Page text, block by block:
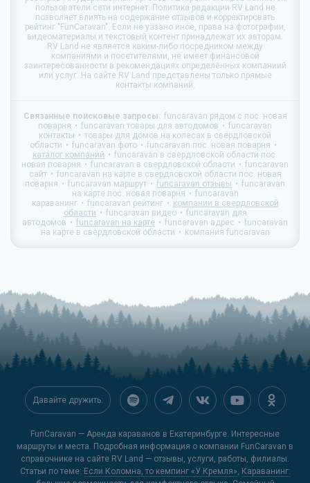
пользователи сети интернет. Политика редакции RV Land не
позволяет влиять на содержание отзывов и корректировать
рейтинг "FunCaravan". Если не уазано иное, права на фотографии,
видеоматериалы и текстовый контент принадлежат их авторам.
RV Land не является каким-либо посредником между
компаниями и посетителями, не имеет финансовой
заинтересованности в рекомендациях определённых компаниий
или услуг. На сайте RV Land представлены только прямые
контакты компаний.
Связанные поисковые запросы: funcaravan рядом с пос. новая
поварня
funcaravan товары для автодомов
funcaravan
контакты
товары для домов на колесах в свердловской
области
funcaravan фото
funcaravan пос. новая поварня
каталог компаний
funcaravan в свердловской области пос.
новая поварня
funcaravan в свердловской области
funcaravan
сайт
funcaravan на карте в свердловской области пос. новая
поварня
funcaravan маршрут funcaravan отзывы
funcaravan
на карте пос. новая поварня
funcaravan
караванинг
funcaravan рейтинг
компании в свердловской
области
funcaravan видео
funcaravan для
автодомов
funcaravan на карте funcaravan адрес
funcaravan
на карте в свердловской области
компания funcaravan
Давайте дружить:
FunCaravan — Аренда караванов в Екатеринбурге. Интересные
маршруты и места. Подробная информация о компании FunCaravan в
справочнике на сайте RV Land — отзывы, услуги, работы, филиалы.
Статьи по теме: Если Коломна, то кемпинг «У Кремля», Караванинг: